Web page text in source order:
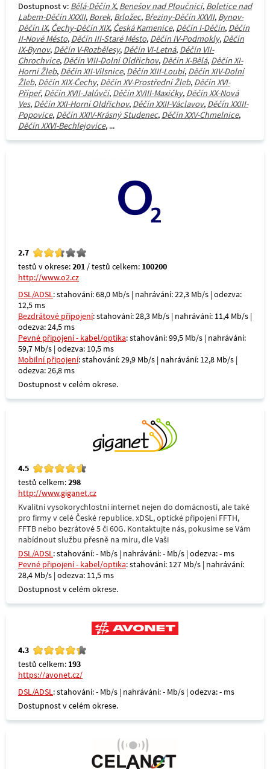
Dostupnost v: Bělá-Děčín X, Benešov nad Ploučnicí, Boletice nad
Labem-Děčín XXXII, Borek, Brložec, Březiny-Děčín XXVII, Bynov-
Děčín IX, Čechy-Děčín XIX, Česká Kamenice, Děčín I-Děčín, Děčín
II-Nové Město, Děčín III-Staré Město, Děčín IV-Podmokly, Děčín
IX-Bynov, Děčín V-Rozbělesy, Děčín VI-Letná, Děčín VII-
Chrochvice, Děčín VIII-Dolní Oldřichov, Děčín X-Bělá, Děčín XI-
Horní Žleb, Děčín XII-Vilsnice, Děčín XIII-Loubí, Děčín XIV-Dolní
Žleb, Děčín XIX-Čechy, Děčín XV-Prostřední Žleb, Děčín XVI-
Přípeř, Děčín XVII-Jalůvčí, Děčín XVIII-Maxičky, Děčín XX-Nová
Ves, Děčín XXI-Horní Oldřichov, Děčín XXII-Václavov, Děčín XXIII-
Popovice, Děčín XXIV-Krásný Studenec, Děčín XXV-Chmelnice,
Děčín XXVI-Bechlejovice, ...
2.7
testů v okrese:201 / testů celkem: 100200
http://www.o2.cz
DSL/ADSL: stahování: 68,0 Mb/s | nahrávání: 22,3 Mb/s | odezva:
12,5 ms
Bezdrátové připojení: stahování: 28,3 Mb/s | nahrávání: 11,4 Mb/s |
odezva: 24,5 ms
Pevné připojení - kabel/optika: stahování: 99,5 Mb/s | nahrávání:
59,7 Mb/s | odezva: 10,5 ms
Mobilní připojení: stahování: 29,9 Mb/s | nahrávání: 12,8 Mb/s |
odezva: 26,8 ms
Dostupnost v celém okrese.
4.5
testů celkem:298
http://www.giganet.cz
Kvalitní vysokorychlostní internet nejen do domácnosti, ale také
pro firmy v celé České republice. xDSL, optické připojení FFTH,
FFTB nebo bezrátové 5 či 60G. Kontaktujte nás, pokusíme se Vám
nabídnout službu přesně na míru, dle Vaši
DSL/ADSL: stahování: - Mb/s | nahrávání: - Mb/s | odezva: - ms
Pevné připojení - kabel/optika: stahování: 127 Mb/s | nahrávání:
28,4 Mb/s | odezva: 11,5 ms
Dostupnost v celém okrese.
4.3
testů celkem: 193
https://avonet.cz/
DSL/ADSL: stahování: - Mb/s | nahrávání: - Mb/s | odezva: - ms
Dostupnost v celém okrese.